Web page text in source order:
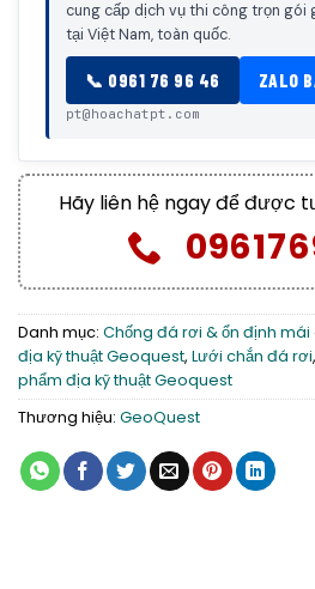
cung cấp dịch vụ thi công trọn gói
tại Việt Nam, toàn quốc.
📞 0961 76 96 46 ZALO
pt@hoachatpt.com
Hãy liên hệ ngay để được
Danh mục: Chống đá rơi & ổn định
địa kỹ thuật Geoquest, Lưới chắn đá rơi,
phẩm địa kỹ thuật Geoquest
Thương hiệu: GeoQuest